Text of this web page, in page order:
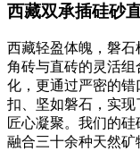
西藏双承插硅砂
西藏轻盈体魄，磐石
角砖与直砖的灵活
化，更通过严密的
扣、坚如磐石，实现
匠心凝聚。我们的硅
融合三十余种天然